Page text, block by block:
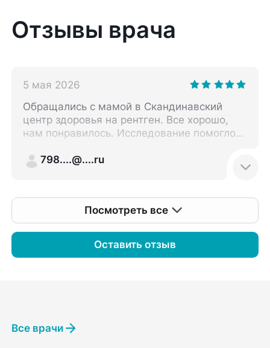
Отзывы врача
Оставить отзыв
5 мая 2026
Обращались с мамой в Скандинавский
центр здоровья на рентген. Все хорошо,
нам понравилось. Исследование помогло
сейчас мы еще в процессе, нужно пройти
этого было достаточно.
798....@....ru
Посмотреть все
Все врачи